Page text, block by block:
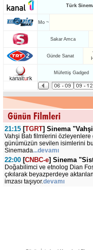
Türk
Mo ~
Sakar Amca
Günde Sanat
Müfettiş Gadged
21:15 [TGRT] Sinema
Vahşi Batı filmlerini
günümüzün sevilen isimlerini
Sinemada...devamı
22:00 [CNBC-e] Sinema
Doğabilimci ve etnolog Dian
çıkılarak beyazperdeye
imzası taşıyor.devamı